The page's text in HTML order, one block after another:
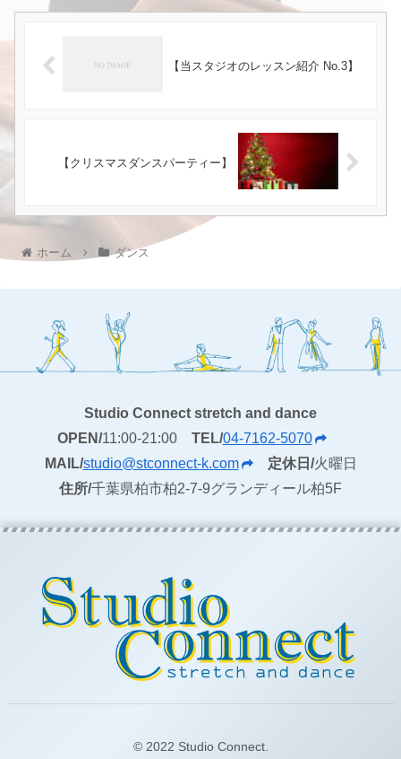
【当スタジオのレッスン紹介 No.3】
【クリスマスダンスパーティー】
ホーム ダンス
Studio Connect stretch and dance
OPEN/11:00-21:00 TEL/04-7162-5070
MAIL/studio@stconnect-k.com 定休日/火曜日
住所/千葉県柏市柏2-7-9グランディール柏5F
© 2022 Studio Connect.